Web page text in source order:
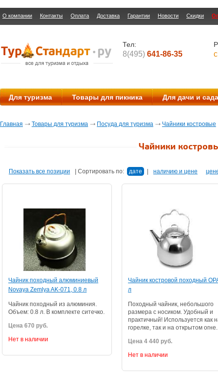
О компании Контакты Оплата Доставка Гарантии Новости Скидки
Тел:
8(495) 641-86-35
Для туризма Товары для пикника Для дачи и сада
Главная Товары для туризма Посуда для туризма Чайники костровые
Чайники
Показать все позиции Сортировать по: дате наличию и цене
Чайник походный алюминиевый
Novaya Zemlya AK-071, 0.8 л
Чайник походный из алюминия.
Объем: 0.8 л. В комплекте ситечко.
Цена 670 руб.
Нет в наличии
Чайник костровой походный
л
Походный чайник, небольшого
размера с носиком. Удобный и
практичный! Используется как
горелке, так и на открытом огне.
Цена 4 440 руб.
Нет в наличии